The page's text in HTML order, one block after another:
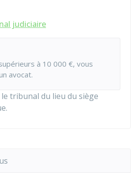
judiciaire
à 10 000 €, vous
avocat.
tribunal du lieu du siège